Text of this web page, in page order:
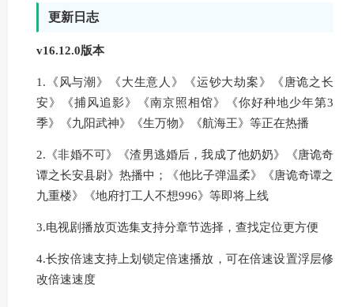
更新日志
v16.12.0版本
1.《风与潮》《大生意人》《运钞大劫案》《唐诡之长
安》《捕风追影》《南京照相馆》《你好种地少年第3
季》《九阳武神》《生万物》《航海王》等正在热播
2.《非婚不可》《渣男逃婚后，我成了他奶奶》《唐诡奇
谭之长安县尉》热播中；《他比子弹温柔》《唐诡奇谭之
九重楼》《地府打工人不想996》等即将上线
3.电视剧播放页选集支持分章节选择，查找定位更方便
4.长按倍速支持上划锁定倍速播放，可在倍速设置浮层修
改倍速速度